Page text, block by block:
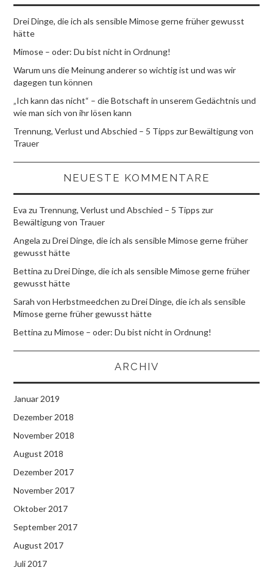
Drei Dinge, die ich als sensible Mimose gerne früher gewusst
hätte
Mimose – oder: Du bist nicht in Ordnung!
Warum uns die Meinung anderer so wichtig ist und was wir
dagegen tun können
„Ich kann das nicht“ – die Botschaft in unserem Gedächtnis und
wie man sich von ihr lösen kann
Trennung, Verlust und Abschied – 5 Tipps zur Bewältigung von
Trauer
NEUESTE KOMMENTARE
Eva zu Trennung, Verlust und Abschied – 5 Tipps zur
Bewältigung von Trauer
Angela zuDrei Dinge, die ich als sensible Mimose gerne früher
gewusst hätte
Bettina zuDrei Dinge, die ich als sensible Mimose gerne früher
gewusst hätte
Sarah von Herbstmeedchen zuDrei Dinge, die ich als sensible
Mimose gerne früher gewusst hätte
Bettina zuMimose – oder: Du bist nicht in Ordnung!
ARCHIV
Januar 2019
Dezember 2018
November 2018
August 2018
Dezember 2017
November 2017
Oktober 2017
September 2017
August 2017
Juli 2017